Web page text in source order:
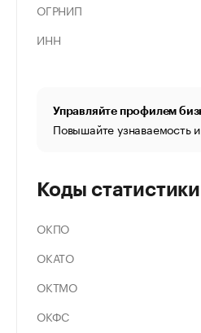
ОГРНИП
ИНН
Управляйте профилем
Повышайте узнаваемость
Коды статистики
ОКПО
ОКАТО
ОКТМО
ОКФС